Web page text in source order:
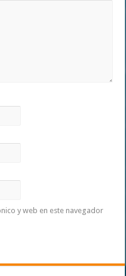
y web en este navegador